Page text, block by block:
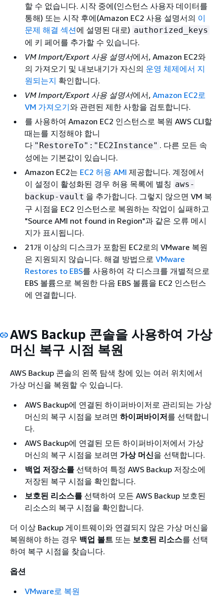
할 수 없습니다. 시작 중에(인스턴스 사용자 데이터를
통해) 또는 시작 후에(Amazon EC2 사용 설명서의 이
문제 해결 섹션에 설명된 대로) authorized_keys
에 키 페어를 추가할 수 있습니다.
VM Import/Export 사용 설명서에서, Amazon EC2와
의 가져오기 및 내보내기가 자신의 운영 체제에서 지
원되는지 확인합니다.
VM Import/Export 사용 설명서에서, Amazon EC2로
VM 가져오기와 관련된 제한 사항을 검토합니다.
를 사용하여 Amazon EC2 인스턴스로 복원 AWS CLI할
때는를 지정해야 합니
다 "RestoreTo":"EC2Instance" . 다른 모든 속
성에는 기본값이 있습니다.
Amazon EC2는 EC2 허용 AMI 제공합니다. 계정에서
이 설정이 활성화된 경우 허용 목록에 별칭 aws-
backup-vault 을 추가합니다. 그렇지 않으면 VM 복
구 시점을 EC2 인스턴스로 복원하는 작업이 실패하고
"Source AMI not found in Region"과 같은 오류 메시
지가 표시됩니다.
21개 이상의 디스크가 포함된 EC2로의 VMware 복원
은 지원되지 않습니다. 해결 방법으로 VMware
Restores to EBS를 사용하여 각 디스크를 개별적으로
EBS 볼륨으로 복원한 다음 EBS 볼륨을 EC2 인스턴스
에 연결합니다.
AWS Backup 콘솔을 사용하여 가상
머신 복구 시점 복원
AWS Backup 콘솔의 왼쪽 탐색 창에 있는 여러 위치에서
가상 머신을 복원할 수 있습니다.
AWS Backup에 연결된 하이퍼바이저로 관리되는 가상
머신의 복구 시점을 보려면 하이퍼바이저를 선택합니
다.
AWS Backup에 연결된 모든 하이퍼바이저에서 가상
머신의 복구 시점을 보려면 가상 머신을 선택합니다.
백업 저장소를 선택하여 특정 AWS Backup 저장소에
저장된 복구 시점을 확인합니다.
보호된 리소스를 선택하여 모든 AWS Backup 보호된
리소스의 복구 시점을 확인합니다.
더 이상 Backup 게이트웨이와 연결되지 않은 가상 머신을
복원해야 하는 경우 백업 볼트 또는 보호된 리소스를 선택
하여 복구 시점을 찾습니다.
옵션
VMware로 복원